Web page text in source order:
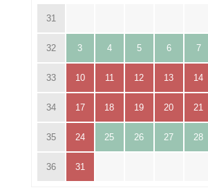
31
32 3 4 5 6 7
33 10 11 12 13 14
34 17 18 19 20 21
35 24 25 26 27 28
36 31